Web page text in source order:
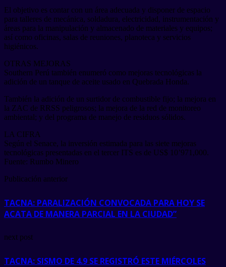
El objetivo es contar con un área adecuada y disponer de espacio
para talleres de mecánica, soldadura, electricidad, instrumentación y
áreas para la manipulación y almacenado de materiales y equipos;
así como oficinas, salas de reuniones, planoteca y servicios
higiénicos.
OTRAS MEJORAS
Southern Perú también enumeró como mejoras tecnológicas la
adición de un tanque de aceite usado en Quebrada Honda.
También la adición de un surtidor de combustible fijo; la mejora en
la ZAC de RRSS peligrosos; la mejora de la red de monitoreo
ambiental; y del programa de manejo de residuos sólidos.
LA CIFRA
Según el Senace, la inversión estimada para las siete mejoras
tecnológicas presentadas en el tercer ITS es de US$ 10’971,000.
Fuente: Rumbo Minero
Publicación anterior
TACNA: PARALIZACIÓN CONVOCADA PARA HOY SE
ACATA DE MANERA PARCIAL EN LA CIUDAD”
next post
TACNA: SISMO DE 4.9 SE REGISTRÓ ESTE MIÉRCOLES